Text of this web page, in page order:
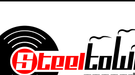
| PRINT | DIY | FANZINE | TOURSERVICE |